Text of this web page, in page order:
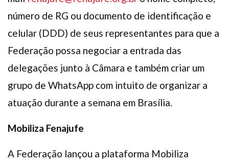
número de RG ou documento de identificação e
celular (DDD) de seus representantes para que a
Federação possa negociar a entrada das
delegações junto à Câmara e também criar um
grupo de WhatsApp com intuito de organizar a
atuação durante a semana em Brasília.
Mobiliza Fenajufe
A Federação lançou a plataforma Mobiliza